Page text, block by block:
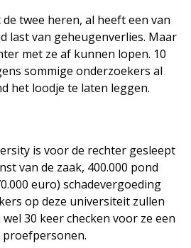
twee heren, al heeft een van
last van geheugenverlies. Maar
met ze af kunnen lopen. 10
sommige onderzoekers al
het loodje te laten leggen.
is voor de rechter gesleept
van de zaak, 400.000 pond
euro) schadevergoeding
op deze universiteit zullen
30 keer checken voor ze een
proefpersonen.